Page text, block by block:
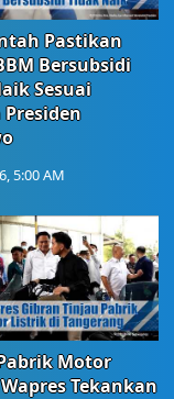
Pastikan
Bersubsidi
Sesuai
5:00 AM
Motor
Tekankan